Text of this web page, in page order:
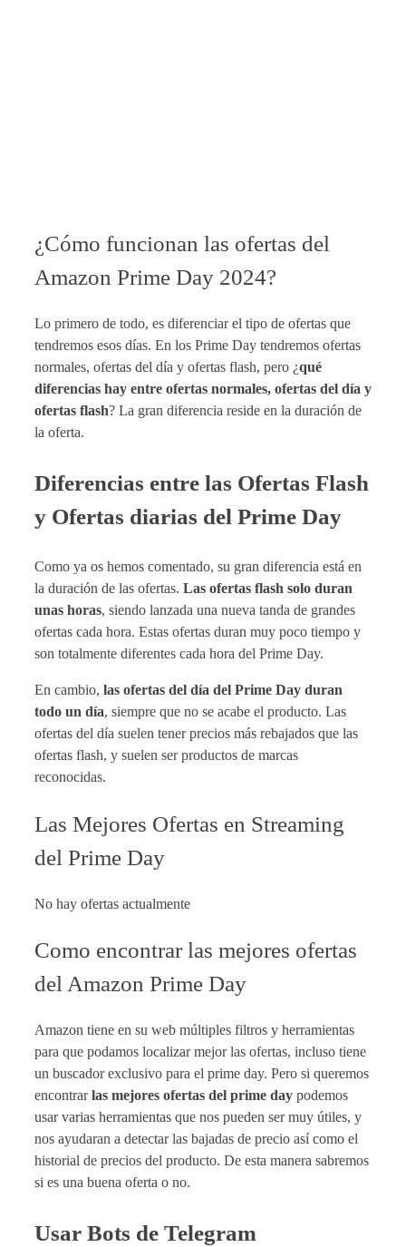
¿Cómo funcionan las ofertas del
Amazon Prime Day 2024?
Lo primero de todo, es diferenciar el tipo de ofertas que
tendremos esos días. En los Prime Day tendremos ofertas
normales, ofertas del día y ofertas flash, pero ¿qué
diferencias hay entre ofertas normales, ofertas del día y
ofertas flash? La gran diferencia reside en la duración de
la oferta.
Diferencias entre las Ofertas Flash
y Ofertas diarias del Prime Day
Como ya os hemos comentado, su gran diferencia está en
la duración de las ofertas. Las ofertas flash solo duran
unas horas, siendo lanzada una nueva tanda de grandes
ofertas cada hora. Estas ofertas duran muy poco tiempo y
son totalmente diferentes cada hora del Prime Day.
En cambio, las ofertas del día del Prime Day duran
todo un día, siempre que no se acabe el producto. Las
ofertas del día suelen tener precios más rebajados que las
ofertas flash, y suelen ser productos de marcas
reconocidas.
Las Mejores Ofertas en Streaming
del Prime Day
No hay ofertas actualmente
Como encontrar las mejores ofertas
del Amazon Prime Day
Amazon tiene en su web múltiples filtros y herramientas
para que podamos localizar mejor las ofertas, incluso tiene
un buscador exclusivo para el prime day. Pero si queremos
encontrarlas mejores ofertas del prime day podemos
usar varias herramientas que nos pueden ser muy útiles, y
nos ayudaran a detectar las bajadas de precio así como el
historial de precios del producto. De esta manera sabremos
si es una buena oferta o no.
Usar Bots de Telegram